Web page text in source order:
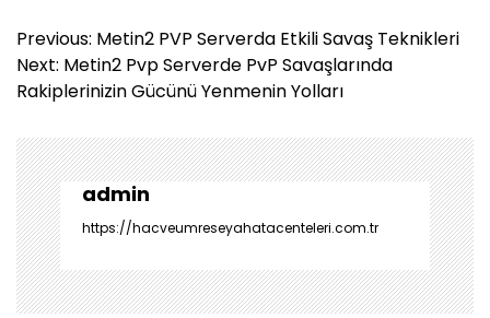
Y
a
z
g
e
z
i
n
m
e
Previous: Metin2 PVP Serverda Etkili Savaş Teknikleri
Next: Metin2 Pvp Serverde PvP Savaşlarında
Rakiplerinizin Gücünü Yenmenin Yolları
admin
https://hacveumreseyahatacenteleri.com.tr